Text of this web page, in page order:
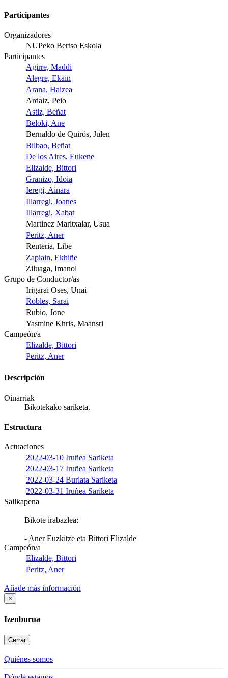
Participantes
Organizadores
NUPeko Bertso Eskola
Participantes
Agirre, Maddi
Alegre, Ekain
Arana, Haizea
Ardaiz, Peio
Astiz, Beñat
Beloki, Ane
Bernaldo de Quirós, Julen
Bilbao, Beñat
De los Aires, Eukene
Elizalde, Bittori
Granizo, Idoia
Ieregi, Ainara
Illarregi, Joanes
Illarregi, Xabat
Martinez Maritxalar, Usua
Peritz, Aner
Renteria, Libe
Zapiain, Ekhiñe
Ziluaga, Imanol
Grupo de Conductor/as
Irigarai Oses, Unai
Robles, Sarai
Rubio, Jone
Yasmine Khris, Maansri
Campeón/a
Elizalde, Bittori
Peritz, Aner
Descripción
Oinarriak
Bikotekako sariketa.
Estructura
Actuaciones
2022-03-10 Iruñea Sariketa
2022-03-17 Iruñea Sariketa
2022-03-24 Burlata Sariketa
2022-03-31 Iruñea Sariketa
Sailkapena
Bikote irabazlea:
- Aner Euzkitze eta Bittori Elizalde
Campeón/a
Elizalde, Bittori
Peritz, Aner
Añade más información
×
Izenburua
Cerrar
Quiénes somos